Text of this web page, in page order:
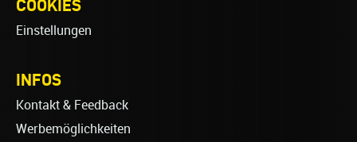
COOKIES
Einstellungen
INFOS
Kontakt & Feedback
Werbemöglichkeiten